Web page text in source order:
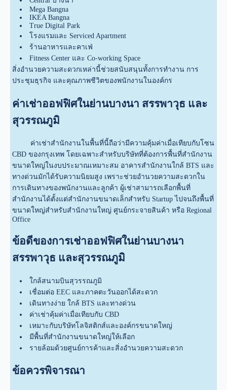
Mega Bangna
IKEA Bangna
True Digital Park
โรงแรมและ Serviced Apartment
ร้านอาหารและคาเฟ่
Fitness Center และ Co-working Space
สิ่งอำนวยความสะดวกเหล่านี้ช่วยสนับสนุนทั้งการทำงาน การ
ประชุมธุรกิจ และคุณภาพชีวิตของพนักงานในองค์กร
ค่าเช่าออฟฟิศในย่านบางนา สรรพาวุธ และ
สุวรรณภูมิ
ค่าเช่าสำนักงานในพื้นที่นี้ถือว่ามีความคุ้มค่าเมื่อเทียบกับโซน
CBD ของกรุงเทพ โดยเฉพาะสำหรับบริษัทที่ต้องการพื้นที่สำนักงาน
ขนาดใหญ่ในงบประมาณเหมาะสม อาคารสำนักงานใกล้ BTS และ
ทางด่วนมักได้รับความนิยมสูง เพราะช่วยอำนวยความสะดวกใน
การเดินทางของพนักงานและลูกค้า ผู้เช่าสามารถเลือกพื้นที่
สำนักงานได้ตั้งแต่สำนักงานขนาดเล็กสำหรับ Startup ไปจนถึงพื้นที่
ขนาดใหญ่สำหรับสำนักงานใหญ่ ศูนย์กระจายสินค้า หรือ Regional
Office
ข้อดีของการเช่าออฟฟิศในย่านบางนา
สรรพาวุธ และสุวรรณภูมิ
ใกล้สนามบินสุวรรณภูมิ
เชื่อมต่อ EEC และภาคตะวันออกได้สะดวก
เดินทางง่าย ใกล้ BTS และทางด่วน
ค่าเช่าคุ้มค่าเมื่อเทียบกับ CBD
เหมาะกับบริษัทโลจิสติกส์และองค์กรขนาดใหญ่
มีพื้นที่สำนักงานขนาดใหญ่ให้เลือก
รายล้อมด้วยศูนย์การค้าและสิ่งอำนวยความสะดวก
ข้อควรพิจารณา